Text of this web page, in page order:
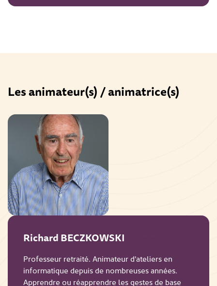
Les animateur(s) / animatrice(s)
Richard BECZKOWSKI
Professeur retraité. Animateur d'ateliers en
informatique depuis de nombreuses années.
Apprendre ou réapprendre les gestes de base